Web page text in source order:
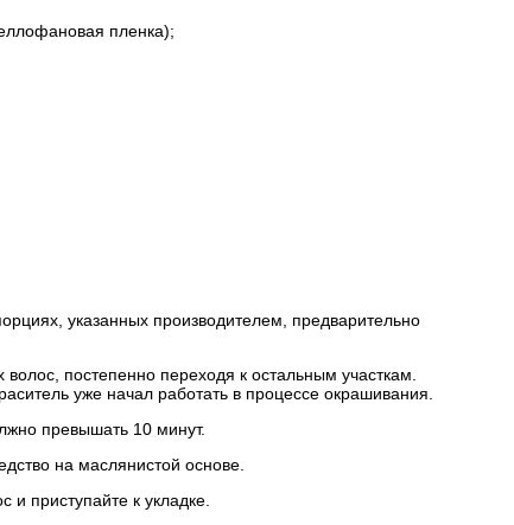
пленка);
указанных производителем, предварительно
постепенно переходя к остальным участкам.
уже начал работать в процессе окрашивания.
превышать 10 минут.
на маслянистой основе.
приступайте к укладке.